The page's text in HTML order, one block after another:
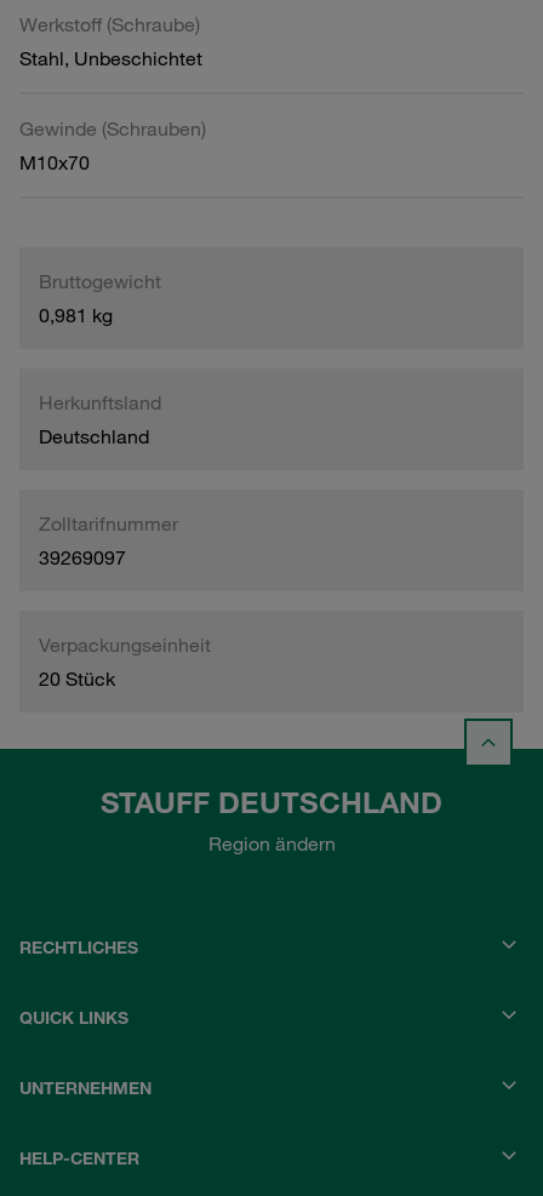
Werkstoff (Schraube)
Stahl, Unbeschichtet
Gewinde (Schrauben)
M10x70
Bruttogewicht
0,981 kg
Herkunftsland
Deutschland
Zolltarifnummer
39269097
Verpackungseinheit
20 Stück
STAUFF DEUTSCHLAND
Region ändern
RECHTLICHES
QUICK LINKS
UNTERNEHMEN
HELP-CENTER